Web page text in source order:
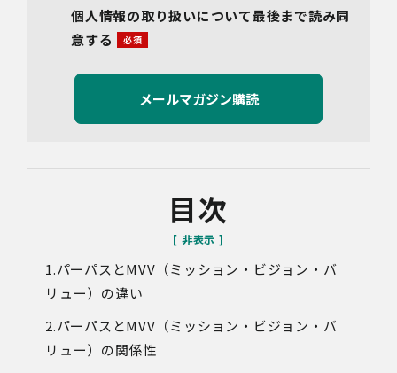
管理者名：管理部長
連絡先：info@bywill.co.jp
3.利用目的
当社で取り扱う個人情報（個人情報保護法第2条第1項によ
り定義された「個人情報」をいい、以下同様とします。）
の利用目的は以下のとおりです。個人情報の提供は任意で
望・お問い合わせ内容・ご意見等の正確な把握、今後の
サービス向上等のために、録音・録画させていただく場合
対象情報
・お問い合わせ時に取得する個人情報
利用目的
・各種お問い合わせに対応するため
・お問い合わせ対応の品質向上及びお問い合わせ内容等の
個人情報の取り扱いについて最後まで読み同
意する
目次
パーパスとMVV（ミッション・ビジョン・バ
リュー）の違い
パーパスとMVV（ミッション・ビジョン・バ
リュー）の関係性